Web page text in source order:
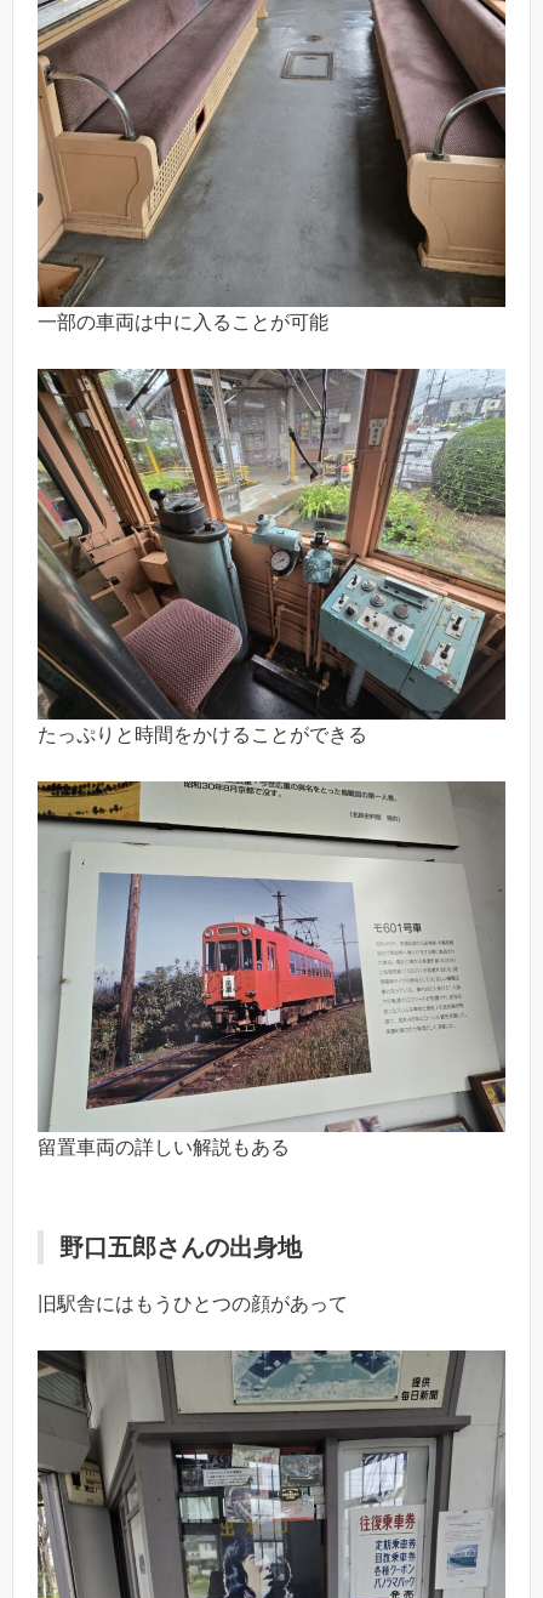
一部の車両は中に入ることが可能
たっぷりと時間をかけることができる
留置車両の詳しい解説もある
野口五郎さんの出身地
旧駅舎にはもうひとつの顔があって